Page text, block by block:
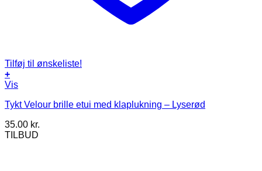
Tilføj til ønskeliste!
+
Vis
Tykt Velour brille etui med klaplukning – Lyserød
35.00 kr.
TILBUD